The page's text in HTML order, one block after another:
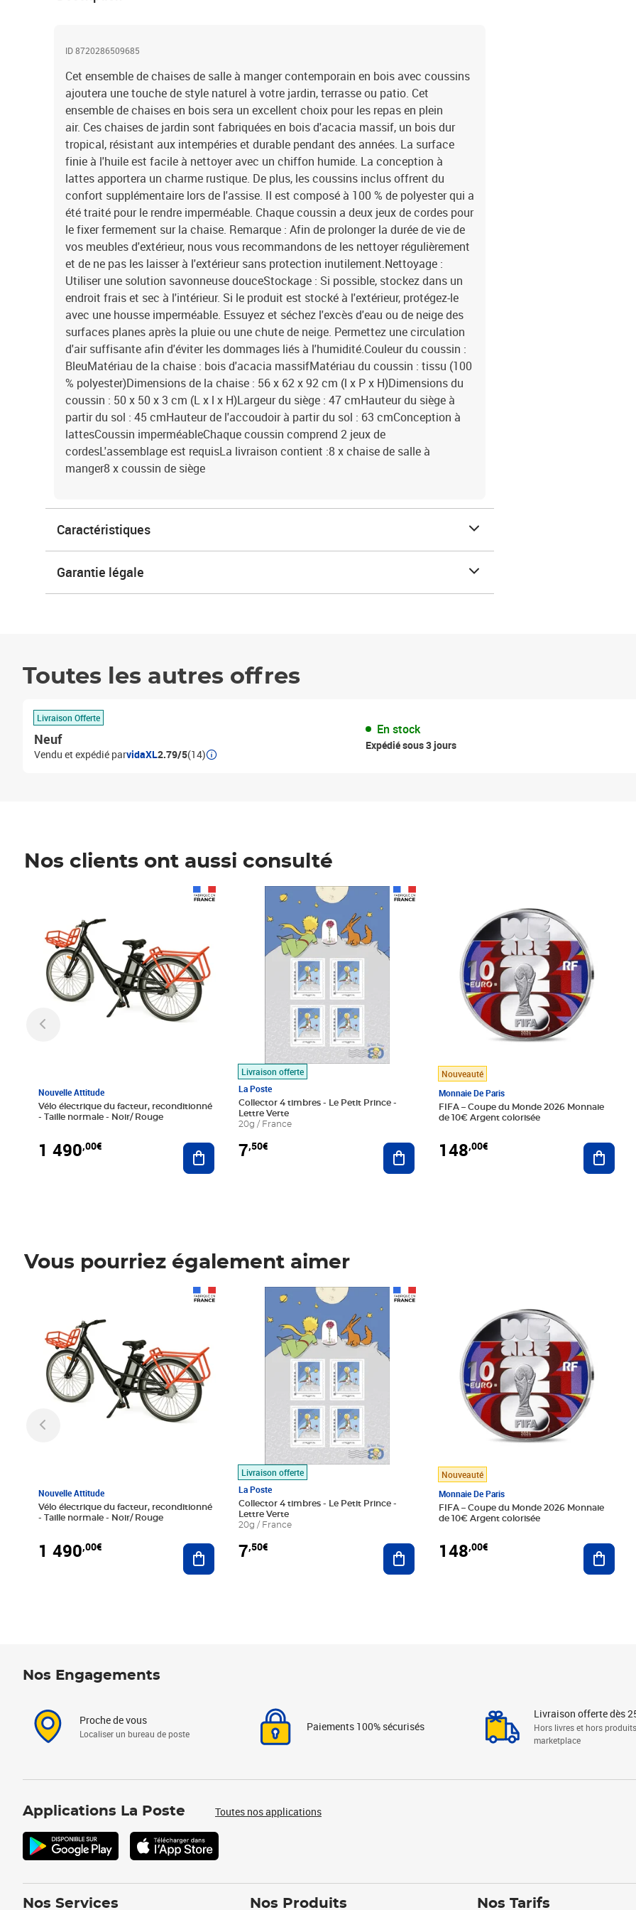
ID 8720286509685
Cet ensemble de chaises de salle à manger contemporain en bois avec coussins
ajoutera une touche de style naturel à votre jardin, terrasse ou patio. Cet
ensemble de chaises en bois sera un excellent choix pour les repas en plein
air. Ces chaises de jardin sont fabriquées en bois d'acacia massif, un bois dur
tropical, résistant aux intempéries et durable pendant des années. La surface
finie à l'huile est facile à nettoyer avec un chiffon humide. La conception à
lattes apportera un charme rustique. De plus, les coussins inclus offrent du
confort supplémentaire lors de l'assise. Il est composé à 100 % de polyester qui a
été traité pour le rendre imperméable. Chaque coussin a deux jeux de cordes pour
le fixer fermement sur la chaise. Remarque : Afin de prolonger la durée de vie de
vos meubles d'extérieur, nous vous recommandons de les nettoyer régulièrement
et de ne pas les laisser à l'extérieur sans protection inutilement.Nettoyage :
Utiliser une solution savonneuse douceStockage : Si possible, stockez dans un
endroit frais et sec à l'intérieur. Si le produit est stocké à l'extérieur, protégez-le
avec une housse imperméable. Essuyez et séchez l'excès d'eau ou de neige des
surfaces planes après la pluie ou une chute de neige. Permettez une circulation
d'air suffisante afin d'éviter les dommages liés à l'humidité.Couleur du coussin :
BleuMatériau de la chaise : bois d'acacia massifMatériau du coussin : tissu (100
% polyester)Dimensions de la chaise : 56 x 62 x 92 cm (l x P x H)Dimensions du
coussin : 50 x 50 x 3 cm (L x l x H)Largeur du siège : 47 cmHauteur du siège à
partir du sol : 45 cmHauteur de l'accoudoir à partir du sol : 63 cmConception à
lattesCoussin imperméableChaque coussin comprend 2 jeux de
cordesL'assemblage est requisLa livraison contient :8 x chaise de salle à
manger8 x coussin de siège
Caractéristiques
Garantie légale
Toutes les autres offres
Livraison Offerte
Neuf
Vendu et expédié parvidaXL2.79/5(14)
En stock
Expédié sous 3 jours
Nos clients ont aussi consulté
Nouvelle Attitude
Vélo électrique du facteur, reconditionné
- Taille normale - Noir/ Rouge
1 490,00€ Ajouter au panier
Livraison offerte
La Poste
Collector 4 timbres - Le Petit Prince -
Lettre Verte
20g / France
7,50€
Prix 7,50€
Ajouter au panier
Nouveauté
Monnaie De Paris
FIFA – Coupe du Monde 2026 Monnaie
de 10€ Argent colorisée
148,00€
Vous pourriez également aimer
Nouvelle Attitude
Vélo électrique du facteur, reconditionné
- Taille normale - Noir/ Rouge
1 490,00€ Ajouter au panier
Livraison offerte
La Poste
Collector 4 timbres - Le Petit Prince -
Lettre Verte
20g / France
7,50€
Prix 7,50€
Ajouter au panier
Nouveauté
Monnaie De Paris
FIFA – Coupe du Monde 2026 Monnaie
de 10€ Argent colorisée
148,00€
Nos Engagements
Proche de vous
Localiser un bureau de poste
Paiements 100% sécurisés
Livraison offerte dès
Hors livres et hors produits
marketplace
Applications La Poste Toutes nos applications
Nos Services Nos Produits Nos Tarifs